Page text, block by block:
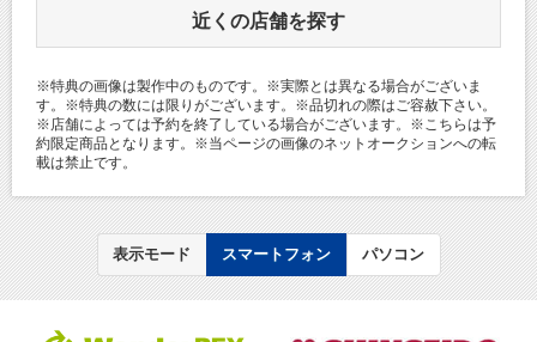
近くの店舗を探す
※特典の画像は製作中のものです。※実際とは異なる場合がございま
す。※特典の数には限りがございます。※品切れの際はご容赦下さい。
※店舗によっては予約を終了している場合がございます。※こちらは予
約限定商品となります。※当ページの画像のネットオークションへの転
載は禁止です。
表示モード スマートフォン パソコン